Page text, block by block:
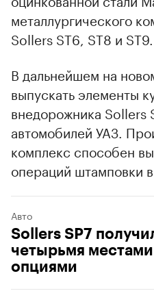
металлургического
Sollers ST6, ST8 и ST9.
В дальнейшем на
выпускать элементы
внедорожника Sollers
автомобилей УАЗ.
комплекс способен
операций штамповки в
Sollers SP7
четырьмя
опциями
Авто